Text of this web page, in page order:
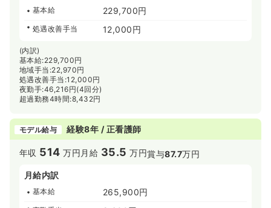
基本給 229,700円
処遇改善手当 12,000円
(内訳)
基本給:229,700円
地域手当:22,970円
処遇改善手当:12,000円
夜勤手:46,216円(4回分)
超過勤務4時間:8,432円
モデル給与 経験8年 / 正看護師
年収 514 万円 月給 35.5 万円賞与87.7万円
月給内訳
基本給 265,900円